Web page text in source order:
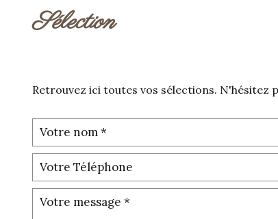
sélection
Retrouvez ici toutes vos sélections. N'hésitez